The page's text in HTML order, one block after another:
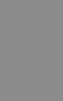
helft
an
die
Pfui,
dass